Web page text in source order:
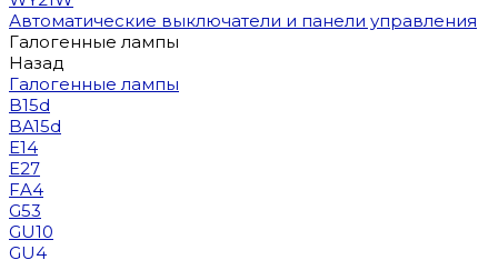
Автоматические выключатели и панели управления
Галогенные лампы
Назад
Галогенные лампы
B15d
BA15d
E14
E27
FA4
G53
GU10
GU4